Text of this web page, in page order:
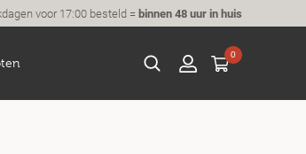
voor 17:00 besteld =binnen 48 uur in huis
0